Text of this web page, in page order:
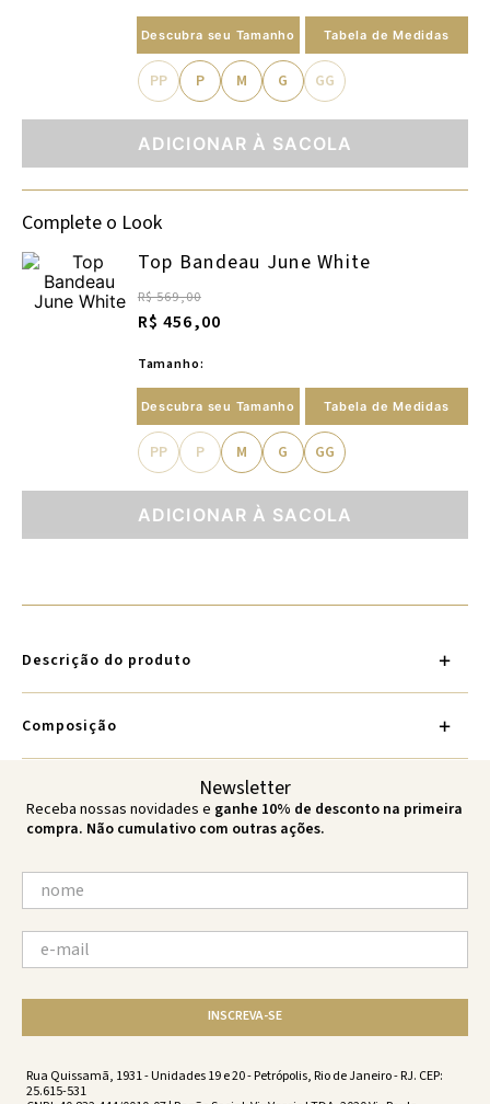
Descubra seu Tamanho Tabela de Medidas
PP P M G GG
ADICIONAR À SACOLA
Complete o Look
Top Bandeau June White
R$ 569,00
R$ 456,00
Tamanho:
Descubra seu Tamanho Tabela de Medidas
PP P M G GG
ADICIONAR À SACOLA
Descrição do produto
Composição
Newsletter
Receba nossas novidades e ganhe 10% de desconto na primeira
compra. Não cumulativo com outras ações.
INSCREVA-SE
Rua Quissamã, 1931 - Unidades 19 e 20 - Petrópolis, Rio de Janeiro - RJ. CEP:
25.615-531